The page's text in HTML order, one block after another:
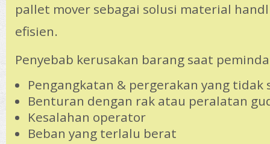
pallet mover sebagai solusi material
efisien.
Penyebab kerusakan barang saat
Pengangkatan & pergerakan yang tidak
Benturan dengan rak atau peralatan
Kesalahan operator
Beban yang terlalu berat